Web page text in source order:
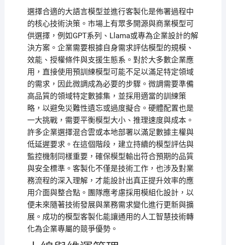
選擇合適的大語言模型並進行客製化是佈署過程中
的核心技術決策。市場上有眾多開源與商業模型可
供選擇，例如GPT系列、Llama或專為企業設計的解
決方案。企業需要根據自身需求評估模型的規模、
效能、授權條件與支援生態系。對於大多數企業應
用，直接使用預訓練模型可能不足以滿足特定領域
的需求，因此微調成為必要的步驟。微調需要準備
高品質的領域特定數據集，並採用適當的訓練策
略，以避免災難性遺忘或過度擬合。硬體配置也是
一大挑戰，需要平衡模型大小、推理速度與成本。
許多企業選擇混合雲或本地部署以滿足數據主權與
低延遲要求。在這個階段，建立持續的模型評估與
監控機制同樣重要，確保模型輸出符合預期的品質
與安全標準。客製化不僅是技術工作，也涉及對業
務流程的深入理解，才能設計出真正提升效率的應
用介面與整合點。團隊應考慮採用模組化設計，以
便未來隨著技術發展與業務需求變化進行更新與擴
展。成功的模型客製化能讓通用的人工智慧技術轉
化為企業專屬的競爭優勢。